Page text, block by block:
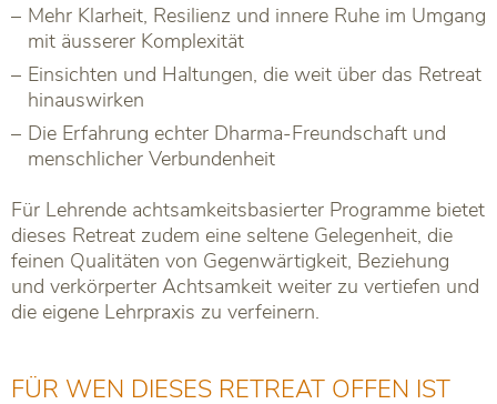
Mehr Klarheit, Resilienz und innere Ruhe im Umgang
mit äusserer Komplexität
Einsichten und Haltungen, die weit über das Retreat
hinauswirken
Die Erfahrung echter Dharma-Freundschaft und
menschlicher Verbundenheit
Für Lehrende achtsamkeitsbasierter Programme bietet
dieses Retreat zudem eine seltene Gelegenheit, die
feinen Qualitäten von Gegenwärtigkeit, Beziehung
und verkörperter Achtsamkeit weiter zu vertiefen und
die eigene Lehrpraxis zu verfeinern.
FÜR WEN DIESES RETREAT OFFEN IST